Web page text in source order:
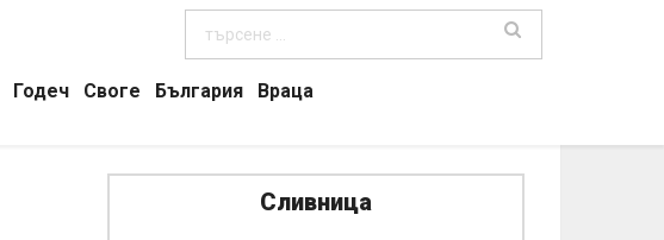
Годеч Своге България
Враца
Сливница